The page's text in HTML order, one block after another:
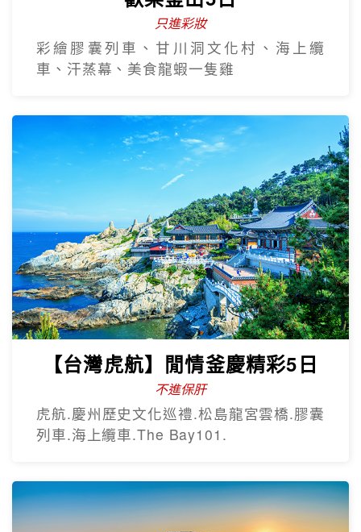
只進彩妝
彩繪膠囊列車、甘川洞文化村、海上纜
車、汗蒸幕、美食龍蝦一隻雞
【台灣虎航】閒情釜慶精彩5日
不進保肝
虎航.慶州歷史文化巡禮.松島龍宮雲橋.膠囊
列車.海上纜車.The Bay101.